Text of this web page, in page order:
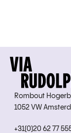
Rombout
1052 VW
+31(0)20 62 77